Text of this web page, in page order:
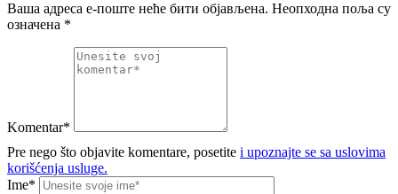
Ваша адреса е-поште неће бити објављена. Неопходна поља су
означена *
Komentar*
Pre nego što objavite komentare, posetite i upoznajte se sa uslovima
korišćenja usluge.
Ime*